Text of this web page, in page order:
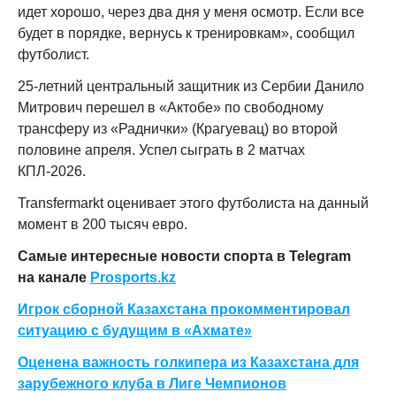
идет хорошо, через два дня у меня осмотр. Если все
будет в порядке, вернусь к тренировкам», сообщил
футболист.
25-летний центральный защитник из Сербии Данило
Митрович перешел в «Актобе» по свободному
трансферу из «Раднички» (Крагуевац) во второй
половине апреля. Успел сыграть в 2 матчах
КПЛ-2026.
Transfermarkt оценивает этого футболиста на данный
момент в 200 тысяч евро.
Самые интересные новости спорта в Telegram
на канале Prosports.kz
Игрок сборной Казахстана прокомментировал
ситуацию с будущим в «Ахмате»
Оценена важность голкипера из Казахстана для
зарубежного клуба в Лиге Чемпионов